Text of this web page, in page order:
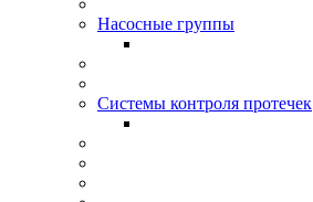
Насосные группы
Системы контроля протeчек